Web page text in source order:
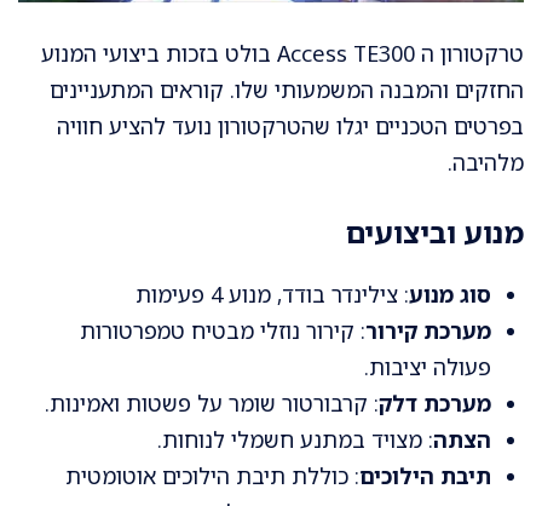
טרקטורון ה Access TE300 בולט בזכות ביצועי המנוע
החזקים והמבנה המשמעותי שלו. קוראים המתעניינים
בפרטים הטכניים יגלו שהטרקטורון נועד להציע חוויה
מלהיבה.
מנוע וביצועים
סוג מנוע: צילינדר בודד, מנוע 4 פעימות
מערכת קירור: קירור נוזלי מבטיח טמפרטורות
פעולה יציבות.
מערכת דלק: קרבורטור שומר על פשטות ואמינות.
הצתה: מצויד במתנע חשמלי לנוחות.
תיבת הילוכים: כוללת תיבת הילוכים אוטומטית